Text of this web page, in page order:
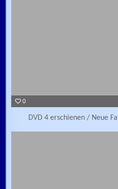
0
DVD 4 erschienen / Neue